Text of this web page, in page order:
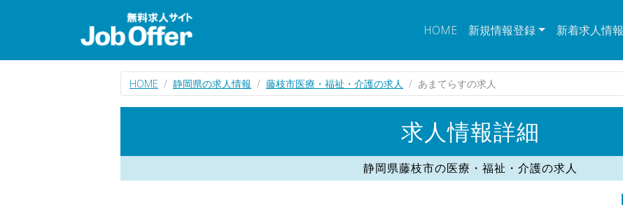
HOME 新規情報登録 新着求人情報
HOME 静岡県の求人情報 藤枝市医療・福祉・介護の求人 あまてらすの求人
求人情報詳細
静岡県藤枝市の医療・福祉・介護の求人